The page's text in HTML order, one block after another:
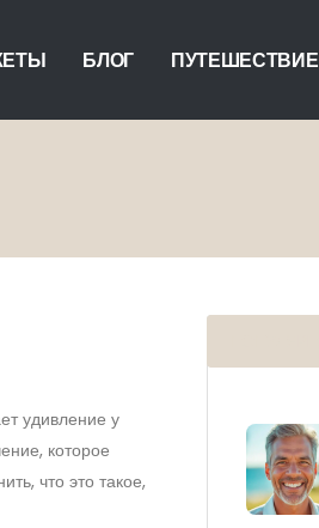
БЛОГ ПУТЕШЕСТВИЕ
удивление у
которое
что это такое,